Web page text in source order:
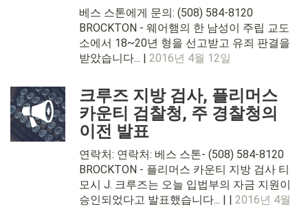
베스 스톤에게 문의: (508) 584-8120
BROCKTON - 웨어햄의 한 남성이 주립 교도
소에서 18~20년 형을 선고받고 유죄 판결을
받았습니다... | 2016년 4월 12일
크루즈 지방 검사, 플리머스
카운티 검찰청, 주 경찰청의
이전 발표
연락처: 연락처: 베스 스톤- (508) 584-8120
BROCKTON - 플리머스 카운티 지방 검사 티
모시 J. 크루즈는 오늘 입법부의 자금 지원이
승인되었다고 발표했습니다... | | 2016년 4월